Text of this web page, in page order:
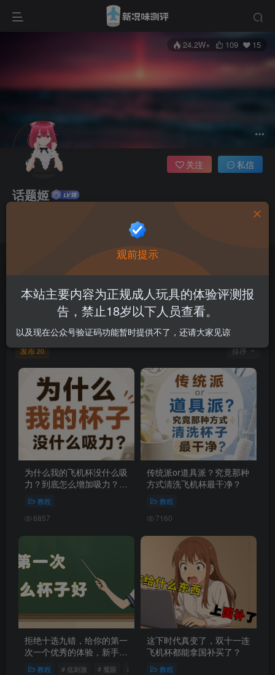
24.2W+ 109 15
话题姬
只是喜欢分享一些有意思的东西的普通人
关注 私信
收藏 0 评论2 版块0 帖子29
发布 20 排序
为什么我的飞机杯没什么吸
力？到底怎么增加吸力？飞
教程
6857
传统派or道具派？究竟那种
方式清洗飞机杯最干净？
教程
7160
拒绝十选九错，给你的第一
次一个优秀的体验，新手飞
机杯推荐！
教程 # 低刺激 # 魔眼 # 女优杯
这下时代真变了，双十一连
飞机杯都能拿国补买了？
教程
观前提示
本站主要内容为正规成人玩具的体验评测报
告，禁止18岁以下人员查看。
以及现在公众号验证码功能暂时提供不了，还请大家见谅